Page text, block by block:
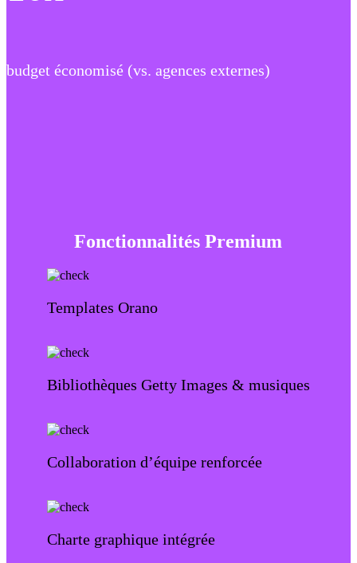
budget économisé (vs. agences externes)
Fonctionnalités Premium
Templates Orano
Bibliothèques Getty Images & musiques
Collaboration d’équipe renforcée
Charte graphique intégrée